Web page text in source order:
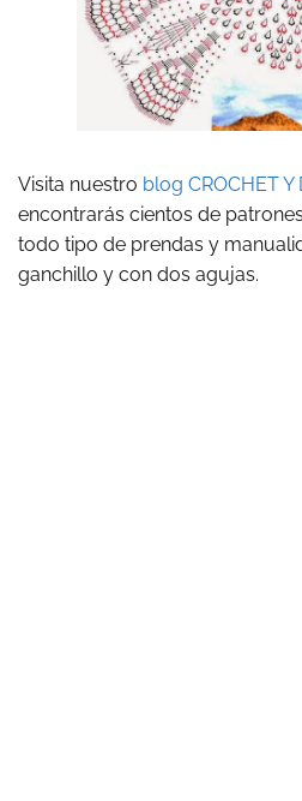
Visita nuestro blog CROCHET Y
encontrarás cientos de
todo tipo de prendas y
ganchillo y con dos agujas.